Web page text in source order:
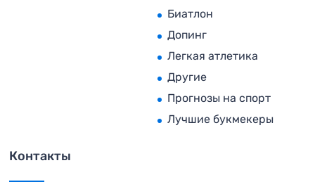
Биатлон
Допинг
Легкая атлетика
Другие
Прогнозы на спорт
Лучшие букмекеры
Контакты